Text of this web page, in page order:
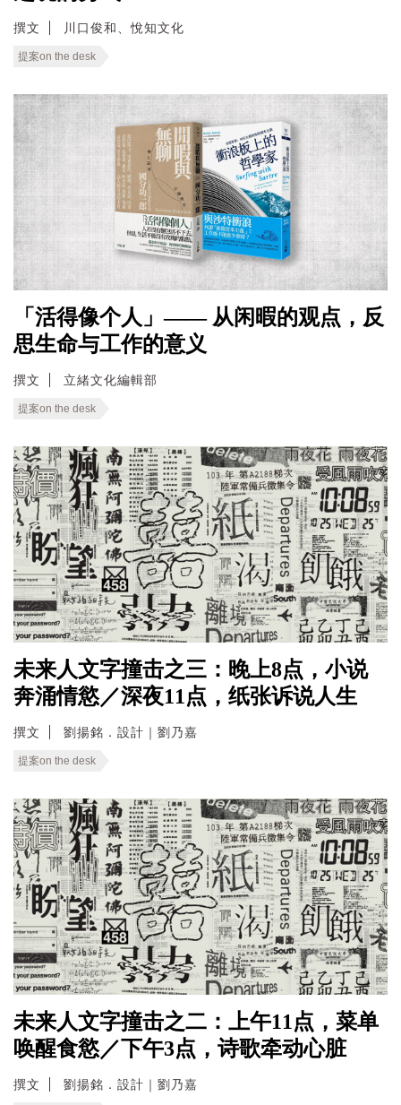
撰文 川口俊和、悅知文化
提案on the desk
「活得像个人」—— 从闲暇的观点，反
思生命与工作的意义
撰文 立緒文化編輯部
提案on the desk
未来人文字撞击之三：晚上8点，小说
奔涌情慾／深夜11点，纸张诉说人生
撰文 劉揚銘．設計｜劉乃嘉
提案on the desk
未来人文字撞击之二：上午11点，菜单
唤醒食慾／下午3点，诗歌牵动心脏
撰文 劉揚銘．設計｜劉乃嘉